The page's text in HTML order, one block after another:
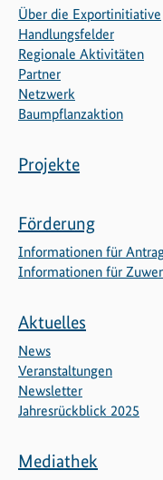
Über die Exportinitiative
Handlungsfelder
Regionale Aktivitäten
Partner
Netzwerk
Baumpflanzaktion
Projekte
Förderung
Informationen für
Informationen für
Aktuelles
News
Veranstaltungen
Newsletter
Jahresrückblick 2025
Mediathek